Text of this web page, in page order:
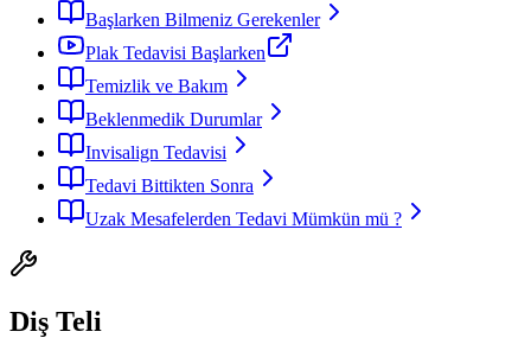
Başlarken Bilmeniz Gerekenler
Plak Tedavisi Başlarken
Temizlik ve Bakım
Beklenmedik Durumlar
Invisalign Tedavisi
Tedavi Bittikten Sonra
Uzak Mesafelerden Tedavi Mümkün mü ?
Diş Teli